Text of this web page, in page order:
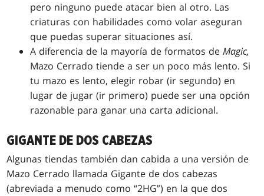
pero ninguno puede atacar bien al otro. Las
criaturas con habilidades como volar aseguran
que puedas superar situaciones así.
A diferencia de la mayoría de formatos deMagic,
Mazo Cerrado tiende a ser un poco más lento. Si
tu mazo es lento, elegir robar (ir segundo) en
lugar de jugar (ir primero) puede ser una opción
razonable para ganar una carta adicional.
GIGANTE DE DOS CABEZAS
Algunas tiendas también dan cabida a una versión de
Mazo Cerrado llamada Gigante de dos cabezas
(abreviada a menudo como “2HG”) en la que dos